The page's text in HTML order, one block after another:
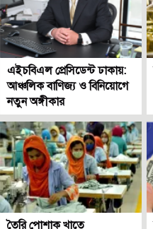
এইচবিএল প্রেসিডেন্ট ঢাকায়:
আঞ্চলিক বাণিজ্য ও বিনিয়োগে
নতুন অঙ্গীকার
তৈরি পোশাক খাতে